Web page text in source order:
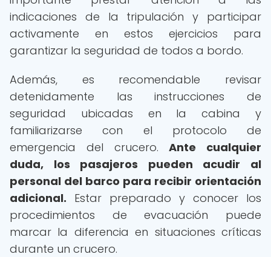
indicaciones de la tripulación y participar
activamente en estos ejercicios para
garantizar la seguridad de todos a bordo.
Además, es recomendable revisar
detenidamente las instrucciones de
seguridad ubicadas en la cabina y
familiarizarse con el protocolo de
emergencia del crucero.Ante cualquier
duda, los pasajeros pueden acudir al
personal del barco para recibir orientación
adicional. Estar preparado y conocer los
procedimientos de evacuación puede
marcar la diferencia en situaciones críticas
durante un crucero.